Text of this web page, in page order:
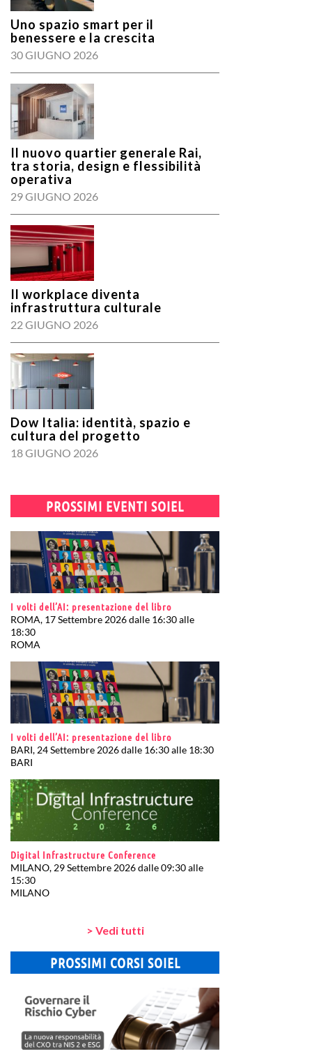
Uno spazio smart per il
benessere e la crescita
30 GIUGNO 2026
Il nuovo quartier generale Rai,
tra storia, design e flessibilità
operativa
29 GIUGNO 2026
Il workplace diventa
infrastruttura culturale
22 GIUGNO 2026
Dow Italia: identità, spazio e
cultura del progetto
18 GIUGNO 2026
PROSSIMI EVENTI SOIEL
I volti dell’AI: presentazione del libro
ROMA, 17 Settembre 2026 dalle 16:30 alle
18:30
ROMA
I volti dell’AI: presentazione del libro
BARI, 24 Settembre 2026 dalle 16:30 alle 18:30
BARI
Digital Infrastructure Conference
MILANO, 29 Settembre 2026 dalle 09:30 alle
15:30
MILANO
> Vedi tutti
PROSSIMI CORSI SOIEL